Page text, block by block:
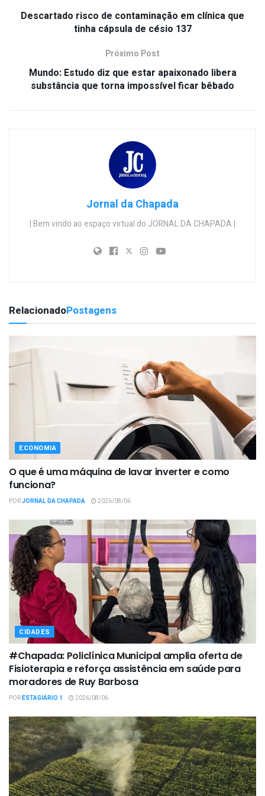
Descartado risco de contaminação em clínica que
tinha cápsula de césio 137
Próximo Post
Mundo: Estudo diz que estar apaixonado libera
substância que torna impossível ficar bêbado
Jornal da Chapada
| Bem vindo ao espaço virtual do JORNAL DA CHAPADA |
RelacionadoPostagens
ECONOMIA
O que é uma máquina de lavar inverter e como
funciona?
PORJORNAL DA CHAPADA 2026/08/06
CIDADES
#Chapada: Policlínica Municipal amplia oferta de
Fisioterapia e reforça assistência em saúde para
moradores de Ruy Barbosa
PORESTAGIÁRIO 1 2026/08/06